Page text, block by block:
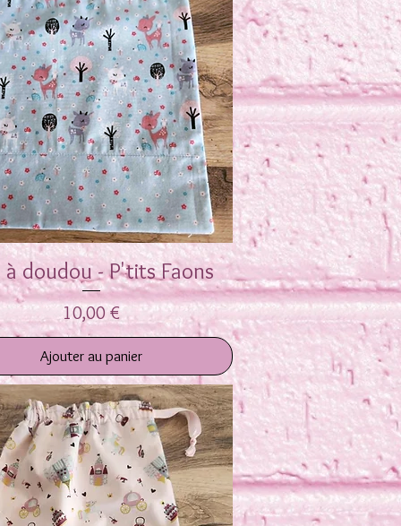
Aperçu rapide
à doudou - P'tits Faons
Prix
10,00 €
Ajouter au panier